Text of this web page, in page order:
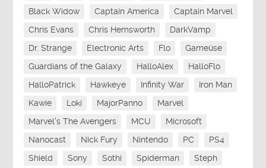
Black Widow
Captain America
Captain Marvel
Chris Evans
Chris Hemsworth
DarkVamp
Dr. Strange
Electronic Arts Flo
Gameüse
Guardians of the Galaxy
HalloAlex
HalloFlo
HalloPatrick
Hawkeye Infinity War
Iron Man
Kawie
Loki MajorPanno
Marvel
Marvel's The Avengers
MCU
Microsoft
Nanocast
Nick Fury Nintendo PC
PS4
Shield
Sony Sothi Spiderman
Steph